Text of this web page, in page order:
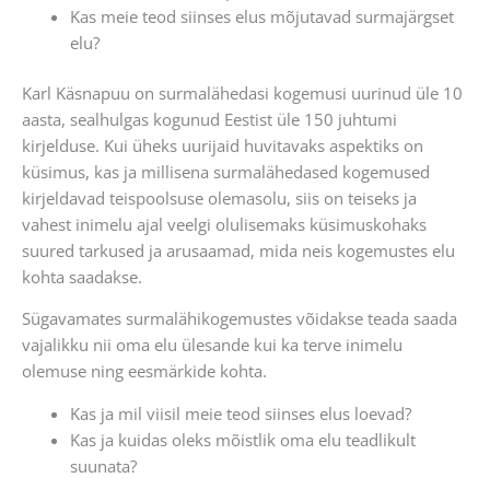
Kas meie teod siinses elus mõjutavad surmajärgset
elu?
Karl Käsnapuu on surmalähedasi kogemusi uurinud üle 10
aasta, sealhulgas kogunud Eestist üle 150 juhtumi
kirjelduse. Kui üheks uurijaid huvitavaks aspektiks on
küsimus, kas ja millisena surmalähedased kogemused
kirjeldavad teispoolsuse olemasolu, siis on teiseks ja
vahest inimelu ajal veelgi olulisemaks küsimuskohaks
suured tarkused ja arusaamad, mida neis kogemustes elu
kohta saadakse.
Sügavamates surmalähikogemustes võidakse teada saada
vajalikku nii oma elu ülesande kui ka terve inimelu
olemuse ning eesmärkide kohta.
Kas ja mil viisil meie teod siinses elus loevad?
Kas ja kuidas oleks mõistlik oma elu teadlikult
suunata?